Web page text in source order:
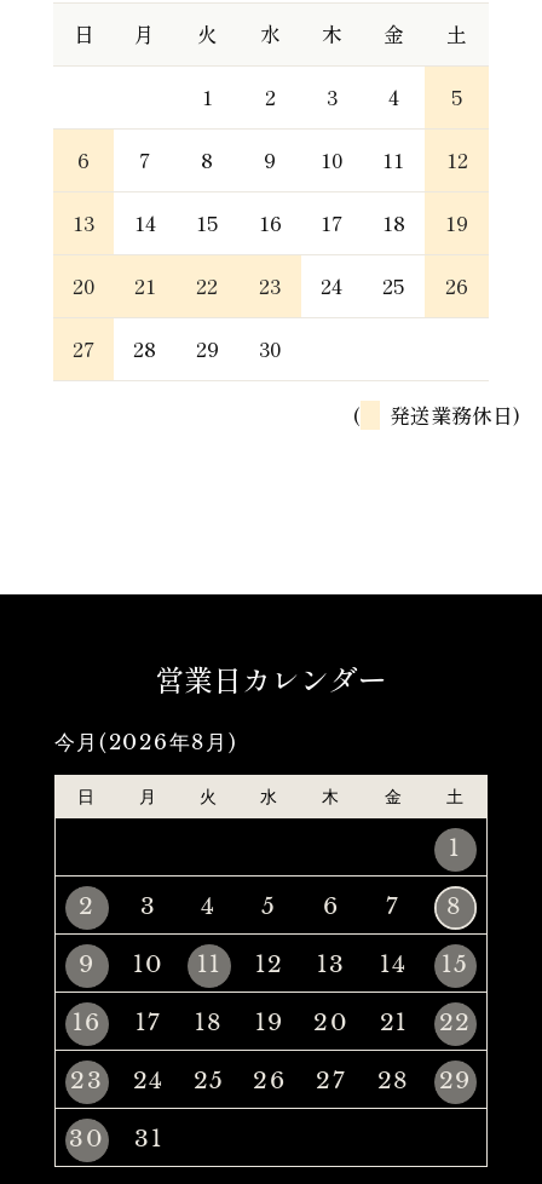
日 月 火 水 木 金 土
1 2 3 4 5
6 7 8 9 10 11 12
13 14 15 16 17 18 19
20 21 22 23 24 25 26
27 28 29 30
( 発送業務休日)
営業日カレンダー
今月(2026年8月)
日 月 火 水 木 金 土
1
2
3 4 5 6 7
8
9
10 11 12 13 14
15
16
17 18 19 20 21
22
23
24 25 26 27 28
29
30
31